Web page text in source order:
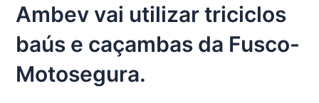
Ambev vai utilizar triciclos
baús e caçambas da Fusco-
Motosegura.